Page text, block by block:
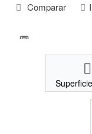
Comparar
Superficie